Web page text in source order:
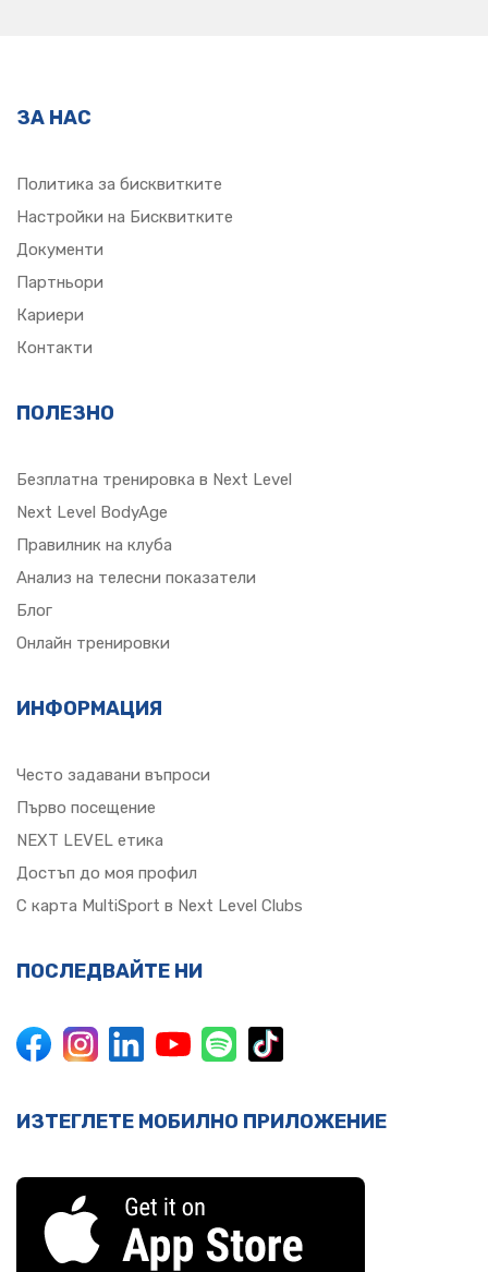
ЗА НАС
Политика за бисквитките
Настройки на Бисквитките
Документи
Партньори
Кариери
Контакти
ПОЛЕЗНО
Безплатна тренировка в Next Level
Next Level BodyAge
Правилник на клуба
Анализ на телесни показатели
Блог
Онлайн тренировки
ИНФОРМАЦИЯ
Често задавани въпроси
Първо посещение
NEXT LEVEL етика
Достъп до моя профил
С карта MultiSport в Next Level Clubs
ПОСЛЕДВАЙТЕ НИ
ИЗТЕГЛЕТЕ МОБИЛНО ПРИЛОЖЕНИЕ